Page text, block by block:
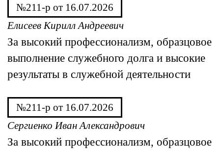
№211-р от 16.07.2026
Елисеев Кирилл Андреевич
За высокий профессионализм, образцовое
выполнение служебного долга и высокие
результаты в служебной деятельности
№211-р от 16.07.2026
Сергиенко Иван Александрович
За высокий профессионализм, образцовое